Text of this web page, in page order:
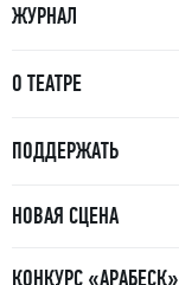
ЖУРНАЛ
О ТЕАТРЕ
ПОДДЕРЖАТЬ
НОВАЯ СЦЕНА
КОНКУРС «АРАБЕСК»